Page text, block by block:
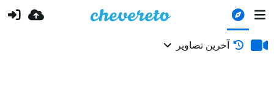
آخرین تصاویر